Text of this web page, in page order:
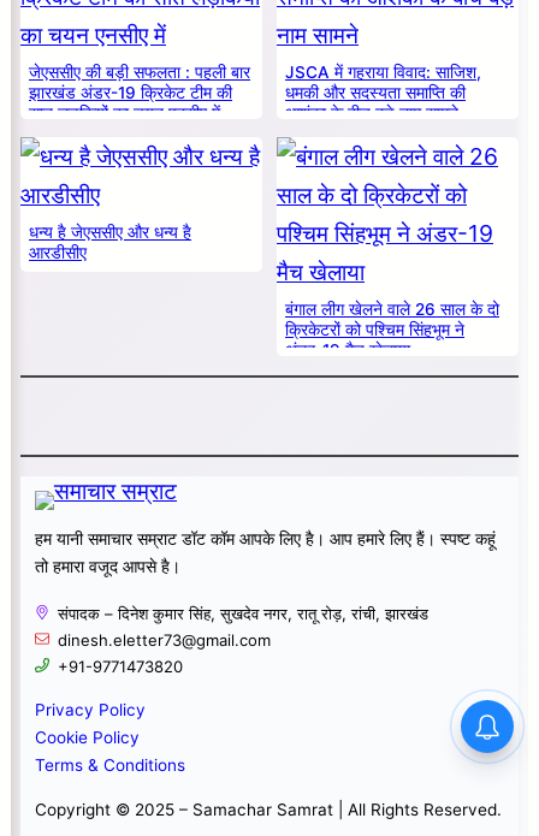
जेएससीए की बड़ी सफलता : पहली बार
झारखंड अंडर-19 क्रिकेट टीम की
सात लड़कियों का चयन एनसीए में
JSCA में गहराया विवाद: साजिश,
धमकी और सदस्यता समाप्ति की
आशंका के बीच बड़े नाम सामने
धन्य है जेएससीए और धन्य है
आरडीसीए
बंगाल लीग खेलने वाले 26 साल के दो
क्रिकेटरों को पश्चिम सिंहभूम ने
अंडर-19 मैच खेलाया
हम यानी समाचार सम्राट डॉट कॉम आपके लिए है। आप हमारे लिए हैं। स्पष्ट कहूं
तो हमारा वजूद आपसे है।
संपादक – दिनेश कुमार सिंह, सुखदेव नगर, रातू रोड़, रांची, झारखंड
dinesh.eletter73@gmail.com
+91-9771473820
Privacy Policy
Cookie Policy
Terms & Conditions
Copyright © 2025 – Samachar Samrat | All Rights Reserved.